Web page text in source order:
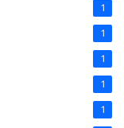
1
1
1
1
1